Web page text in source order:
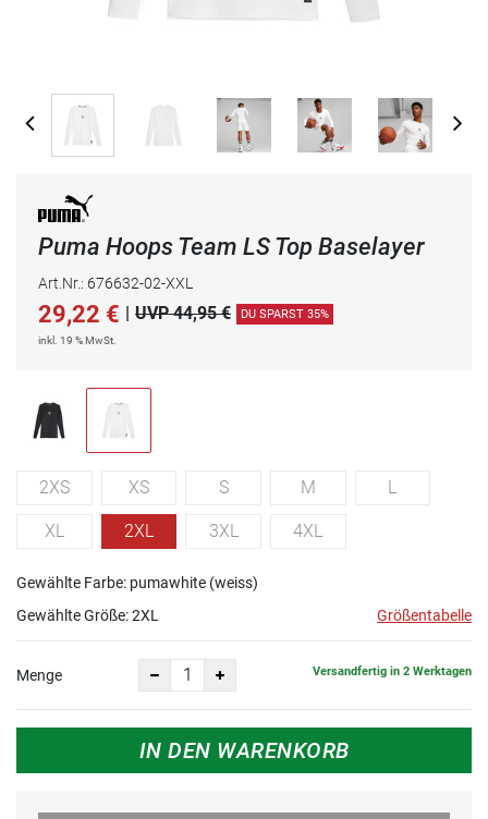
Puma Hoops Team LS Top Baselayer
Art.Nr.: 676632-02-XXL
29,22 € UVP 44,95 € DU SPARST 35%
inkl. 19 % MwSt.
2XS XS S M L
XL 2XL 3XL 4XL
Gewählte Farbe: pumawhite (weiss)
Gewählte Größe:2XL Größentabelle
Menge Versandfertig in 2 Werktagen
IN DEN WARENKORB